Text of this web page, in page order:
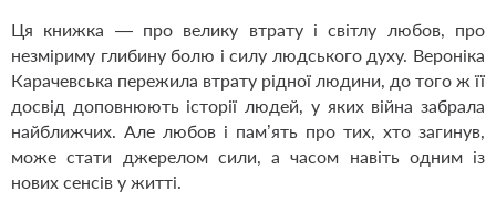
Ця книжка — про велику втрату і світлу любов, про
незміриму глибину болю і силу людського духу. Вероніка
Карачевська пережила втрату рідної людини, до того ж її
досвід доповнюють історії людей, у яких війна забрала
найближчих. Але любов і пам’ять про тих, хто загинув,
може стати джерелом сили, а часом навіть одним із
нових сенсів у житті.